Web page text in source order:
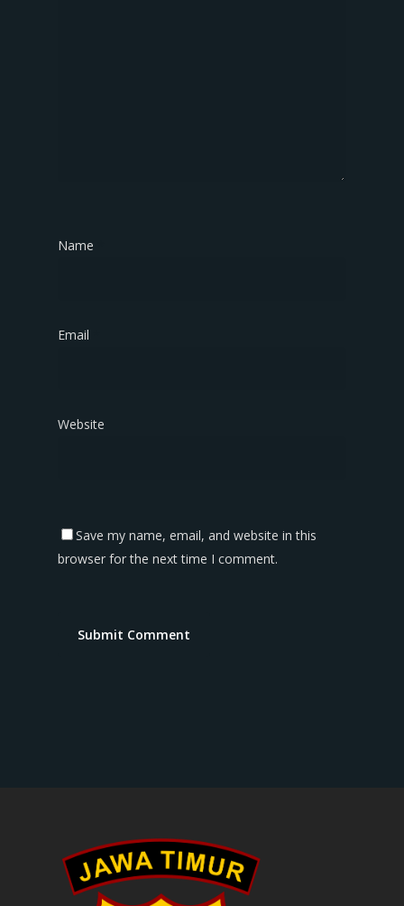
Name
Email
Website
Save my name, email, and website in this
browser for the next time I comment.